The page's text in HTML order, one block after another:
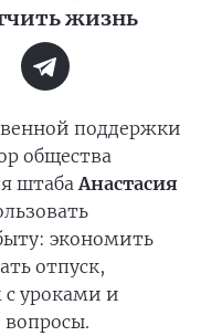
жизнь
поддержки
общества
штабаАнастасия
экономить
отпуск,
с уроками и
вопросы.